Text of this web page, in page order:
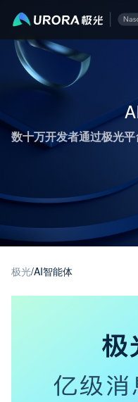
数十万开发者通过极光
极光/AI智能体